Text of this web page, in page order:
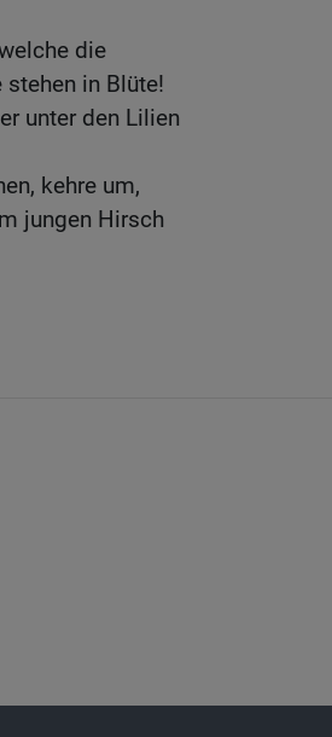
die
stehen in Blüte!
unter den Lilien
kehre um,
jungen Hirsch